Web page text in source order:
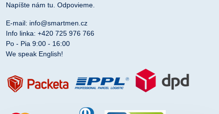
Napíšte nám tu. Odpovieme.
E-mail: info@smartmen.cz
Info linka: +420 725 976 766
Po - Pia 9:00 - 16:00
We speak English!